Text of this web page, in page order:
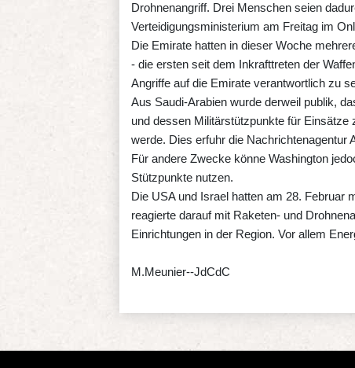
Drohnenangriff. Drei Menschen seien
Verteidigungsministerium am Freitag im
Die Emirate hatten in dieser Woche
- die ersten seit dem Inkrafttreten der
Angriffe auf die Emirate verantwortlich zu
Aus Saudi-Arabien wurde derweil publik,
und dessen Militärstützpunkte für
werde. Dies erfuhr die Nachrichtenagentur
Für andere Zwecke könne Washington
Stützpunkte nutzen.
Die USA und Israel hatten am 28. Februar
reagierte darauf mit Raketen- und
Einrichtungen in der Region. Vor allem
M.Meunier--JdCdC